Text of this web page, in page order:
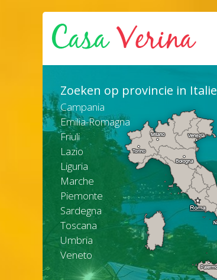
Zoeken op provincie in Italie
Campania
Emilia-Romagna
Friuli
Lazio
Liguria
Marche
Piemonte
Sardegna
Toscana
Umbria
Veneto